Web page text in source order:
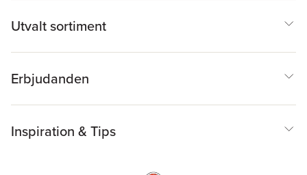
Utvalt sortiment
Erbjudanden
Inspiration & Tips